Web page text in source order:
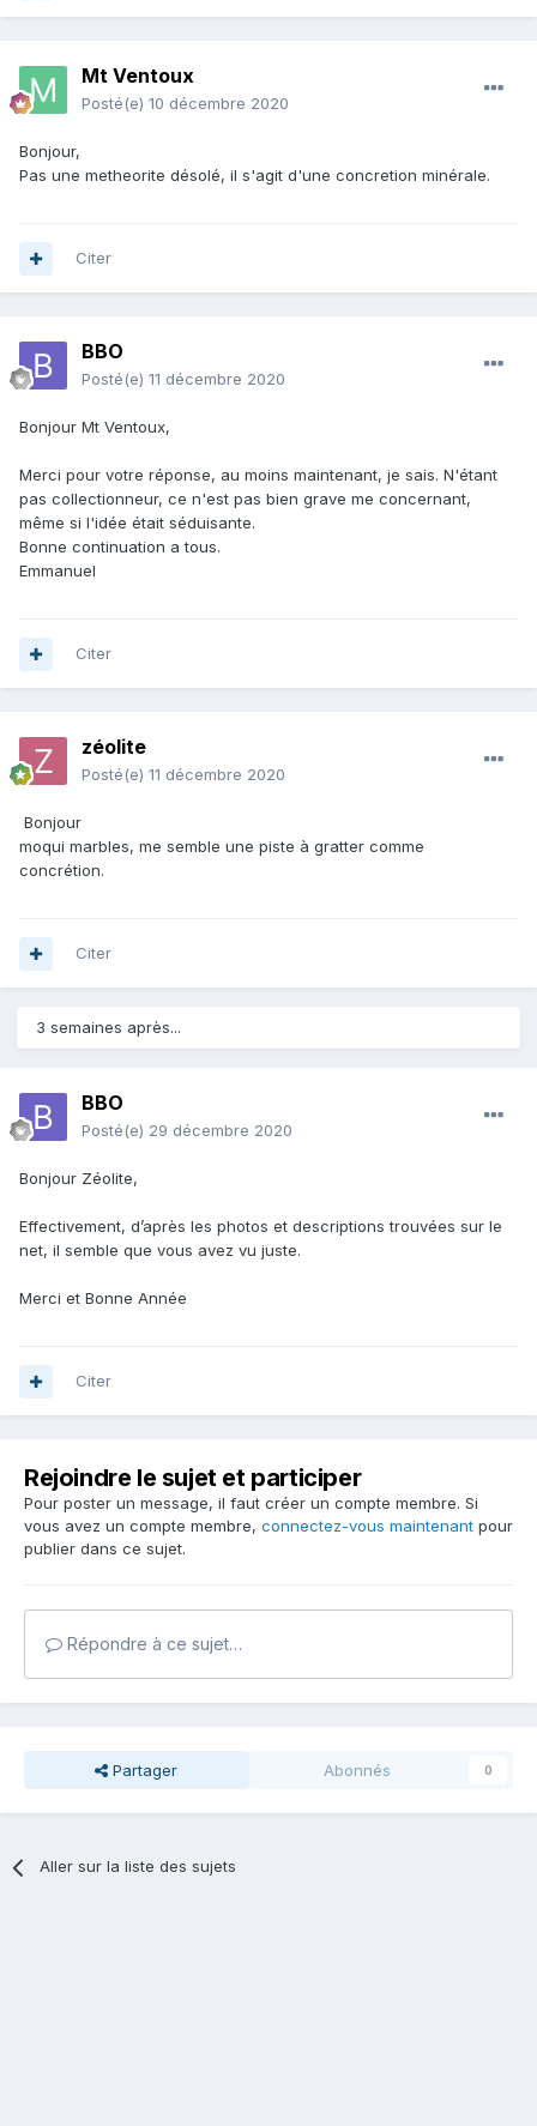
Mt Ventoux
Posté(e) 10 décembre 2020
Bonjour,
Pas une metheorite désolé, il s'agit d'une concretion minérale.
Citer
BBO
Posté(e) 11 décembre 2020
Bonjour Mt Ventoux,
Merci pour votre réponse, au moins maintenant, je sais. N'étant
pas collectionneur, ce n'est pas bien grave me concernant,
même si l'idée était séduisante.
Bonne continuation a tous.
Emmanuel
Citer
zéolite
Posté(e) 11 décembre 2020
Bonjour
moqui marbles, me semble une piste à gratter comme
concrétion.
Citer
3 semaines après...
BBO
Posté(e) 29 décembre 2020
Bonjour Zéolite,
Effectivement, d’après les photos et descriptions trouvées sur le
net, il semble que vous avez vu juste.
Merci et Bonne Année
Citer
Rejoindre le sujet et participer
Pour poster un message, il faut créer un compte membre. Si
vous avez un compte membre, connectez-vous maintenant pour
publier dans ce sujet.
Répondre à ce sujet…
Partager Abonnés 0
Aller sur la liste des sujets